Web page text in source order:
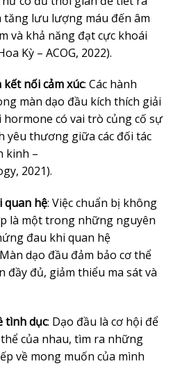
lưu lượng máu đến âm
và khả năng đạt cực khoái
Kỳ – ACOG, 2022).
nối cảm xúc: Các hành
màn dạo đầu kích thích giải
có vai trò củng cố sự
yêu thương giữa các đối tác
kinh –
2021).
quan hệ: Việc chuẩn bị không
là một trong những nguyên
đau khi quan hệ
dạo đầu đảm bảo cơ thể
đủ, giảm thiểu ma sát và
tình dục: Dạo đầu là cơ hội để
của nhau, tìm ra những
về mong muốn của mình